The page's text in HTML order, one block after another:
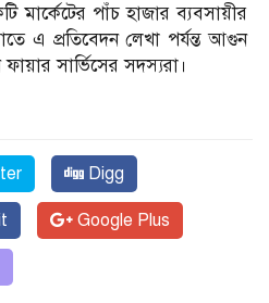
মার্কেটের পাঁচ হাজার ব্যবসায়ীর
এ প্রতিবেদন লেখা পর্যন্ত আগুন
সার্ভিসের সদস্যরা।
Digg
Google Plus